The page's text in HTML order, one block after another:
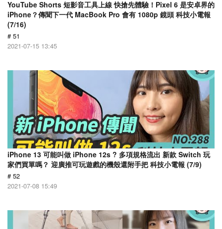
YouTube Shorts 短影音工具上線 快搶先體驗！Pixel 6 是安卓界的
iPhone？傳聞下一代 MacBook Pro 會有 1080p 鏡頭 科技小電報
(7/16)
# 51
2021-07-15 13:45
iPhone 13 可能叫做 iPhone 12s ? 多項規格流出 新款 Switch 玩
家們買單嗎？ 迎廣推可玩遊戲的機殼還附手把 科技小電報 (7/9)
# 52
2021-07-08 15:49